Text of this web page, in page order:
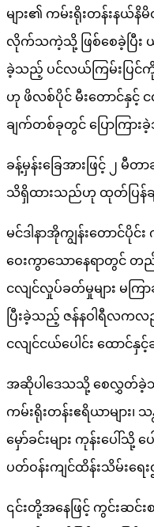
များ၏ ကမ်းရိုးတန်းန
လိုက်သကဲ့သို့ ဖြစ်စေခဲ့ပြီး
ခဲ့သည့် ပင်လယ်ကြမ်းပြင်
ဟု ဖိလစ်ပိုင် မီးတောင်နှင့်
ချက်တစ်ခုတွင် ပြောကြား
ခန့်မှန်းခြေအားဖြင့် ၂ မီ
သိရှိထားသည်ဟု ထုတ်ပြန်ခ
မင်ဒါနာအိုကျွန်းတောင်ပို
ဝေးကွာသောနေရာတွင် တည်
ငလျင်လှုပ်ခတ်မှုများ မကြ
ပြီးခဲ့သည့် ဇန်နဝါရီလက
ငလျင်ငယ်ပေါင်း ထောင်နှ
အဆိုပါဒေသသို့ စေလွှတ်ခဲ့
ကမ်းရိုးတန်းဧရိယာများ၊
မှော်ခင်းများ ကုန်းပေ
ပတ်ဝန်းကျင်ထိန်းသိမ်းရေး
၎င်းတို့အနေဖြင့် ကွင်းဆင်